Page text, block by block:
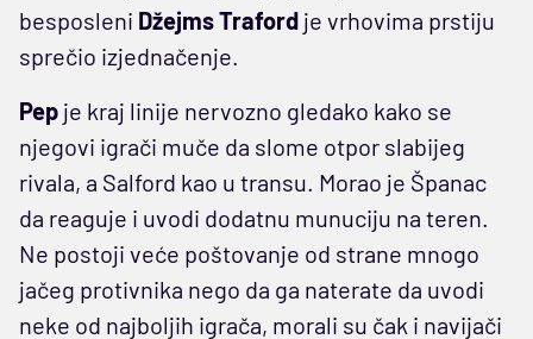
besposleni Džejms Traford je vrhovima prstiju
sprečio izjednačenje.
Pep je kraj linije nervozno gledako kako se
njegovi igrači muče da slome otpor slabijeg
rivala, a Salford kao u transu. Morao je Španac
da reaguje i uvodi dodatnu munuciju na teren.
Ne postoji veće poštovanje od strane mnogo
jačeg protivnika nego da ga naterate da uvodi
neke od najboljih igrača, morali su čak i navijači